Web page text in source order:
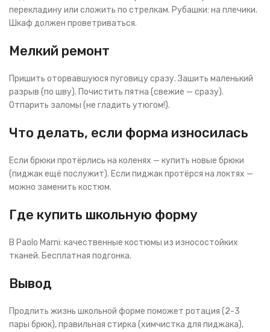
перекладину или сложить по стрелкам. Рубашки: на плечики.
Шкаф должен проветриваться.
Мелкий ремонт
Пришить оторвавшуюся пуговицу сразу. Зашить маленький
разрыв (по шву). Почистить пятна (свежие — сразу).
Отпарить заломы (не гладить утюгом!).
Что делать, если форма износилась
Если брюки протёрлись на коленях — купить новые брюки
(пиджак ещё послужит). Если пиджак протёрся на локтях —
можно заменить костюм.
Где купить школьную форму
В Paolo Marni: качественные костюмы из износостойких
тканей. Бесплатная подгонка.
Вывод
Продлить жизнь школьной форме поможет ротация (2-3
пары брюк), правильная стирка (химчистка для пиджака),